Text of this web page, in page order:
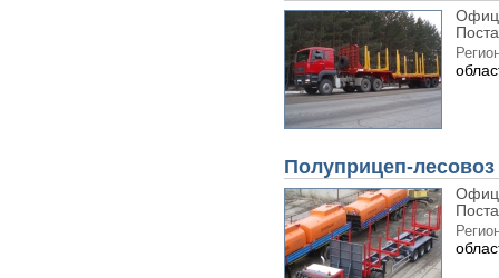
Полуприцеп-лесовоз